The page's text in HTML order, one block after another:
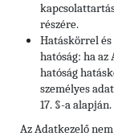
részére.
Hatáskörrel
hatóság: ha
hatóság
személyes
17. §-a alapján.
Az Adatkezelő